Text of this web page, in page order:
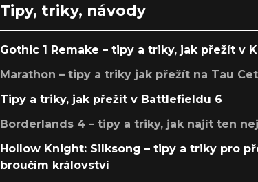
Tipy, triky, návody
Gothic 1 Remake – tipy a triky, jak přežít v
Marathon – tipy a triky jak přežít na Tau
Tipy a triky, jak přežít v Battlefieldu 6
Borderlands 4 – tipy a triky, jak najít ten
Hollow Knight: Silksong – tipy a triky pro
broučím království